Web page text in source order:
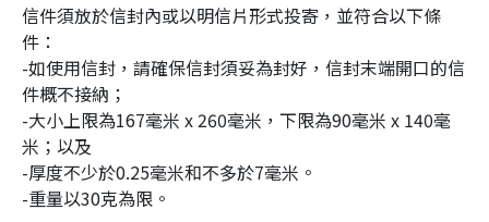
信件須放於信封內或以明信片形式投寄，並符合以下條
件：
-如使用信封，請確保信封須妥為封好，信封末端開口的信
件概不接納；
-大小上限為167毫米 x 260毫米，下限為90毫米 x 140毫
米；以及
-厚度不少於0.25毫米和不多於7毫米。
-重量以30克為限。